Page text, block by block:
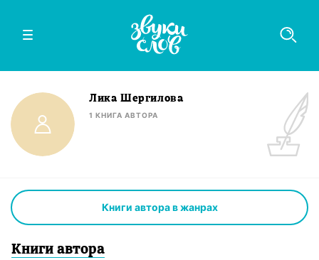
Лика Шергилова
1 КНИГА АВТОРА
Книги автора в жанрах
Книги автора